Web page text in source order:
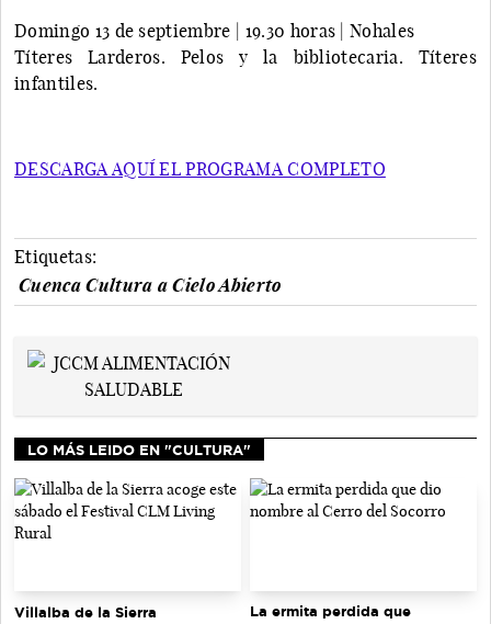
Domingo 13 de septiembre | 19.30 horas | Nohales
Títeres Larderos. Pelos y la bibliotecaria. Títeres
infantiles.
DESCARGA AQUÍ EL PROGRAMA COMPLETO
Etiquetas:
Cuenca Cultura a Cielo Abierto
LO MÁS LEIDO EN "CULTURA"
Villalba de la Sierra
La ermita perdida que